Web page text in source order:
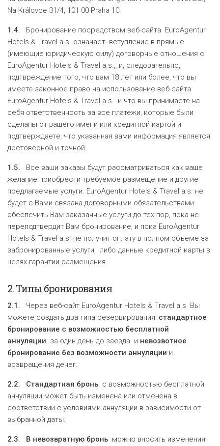
Na Královce 31/4, 101 00 Praha 10.
1.4. Бронирование посредством веб-сайта EuroAgentur
Hotels & Travel a.s. означает вступление в прямые
(имеющие юридическую силу) договорные отношения с
EuroAgentur Hotels & Travel a.s.,, и, следовательно,
подтвреждение того, что вам 18 лет или более, что вы
имеете законное право на использование веб-сайта
EuroAgentur Hotels & Travel a.s. и что вы принимаете на
себя ответственность за все платежи, которые были
сделаны от вашего имени или кредитной картой и
подтверждаете, что указанная вами информация является
достоверной и точной.
1.5. Все ваши заказы будут рассматриваться как ваше
желание приобрести требуемое размещение и другие
предлагаемые услуги. EuroAgentur Hotels & Travel a.s. не
будет с Вами связана договорными обязательствами
обеспечить Вам заказанные услуги до тех пор, пока не
переподтвердит Вам бронирование, и пока EuroAgentur
Hotels & Travel a.s. не получит оплату в полном объеме за
забронированные услуги, либо данные кредитной карты в
целях гарантии размещения.
2.Типы бронирования
2.1. Через веб-сайт EuroAgentur Hotels & Travel a.s. Вы
можете создать два типа резервирования: стандартное
бронирование с возможностью бесплатной
аннуляции за один день до заезда и невозвотное
бронирование без возможности аннуляции и
возвращения денег.
2.2. Стандартная бронь с возможностью бесплатной
аннуляции может быть изменена или отменена в
соответствии с условиями аннуляции в зависимости от
выбранной даты.
2.3. В невозвратную бронь можно вносить изменения